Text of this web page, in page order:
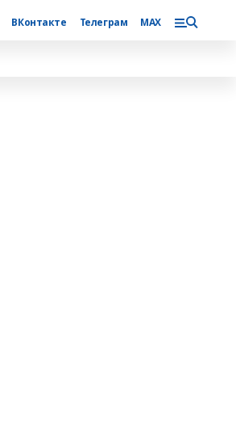
ВКонтакте Телеграм MAX